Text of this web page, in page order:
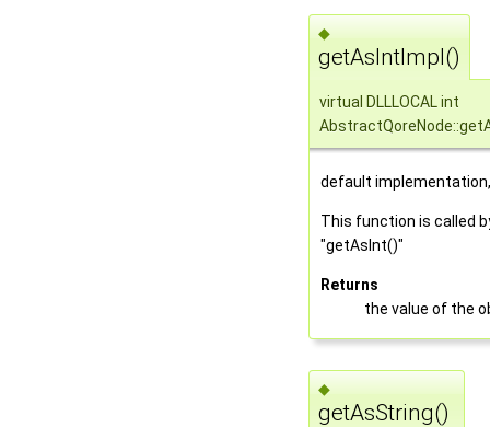
◆
getAsIntImpl()
virtual DLLLOCAL int
default
This function is called
"getAsInt()"
Returns
the value of the
◆
getAsString()